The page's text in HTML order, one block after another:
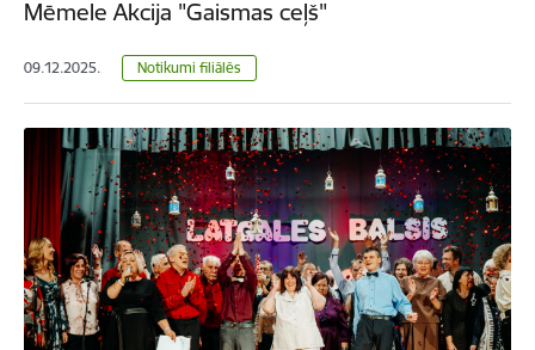
Mēmele Akcija "Gaismas ceļš"
09.12.2025. Notikumi filiālēs